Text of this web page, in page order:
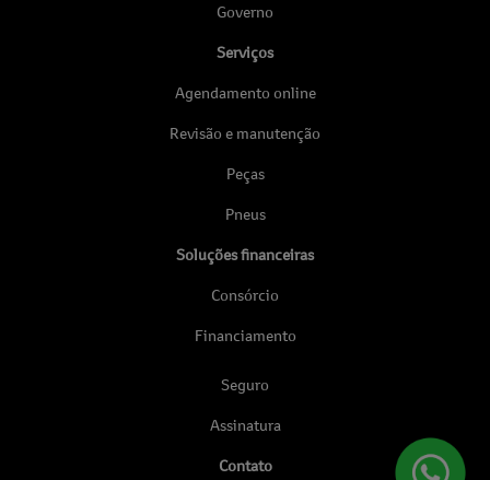
Governo
Serviços
Agendamento online
Revisão e manutenção
Peças
Pneus
Soluções financeiras
Consórcio
Financiamento
Seguro
Assinatura
Contato